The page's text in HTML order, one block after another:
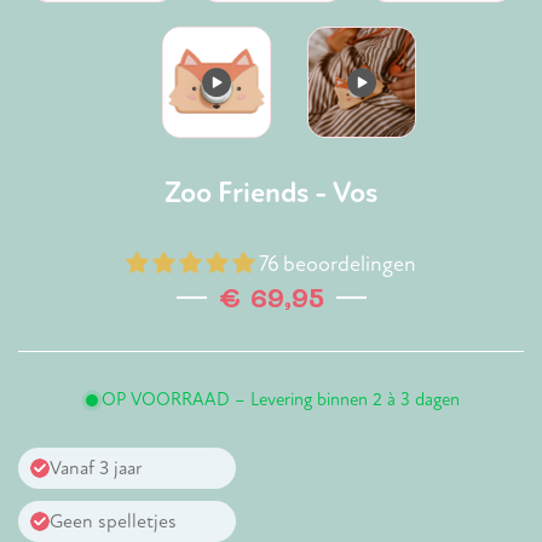
Zoo Friends - Vos
76 beoordelingen
€ 69,95
OP VOORRAAD – Levering binnen 2 à 3 dagen
Vanaf 3 jaar
Geen spelletjes